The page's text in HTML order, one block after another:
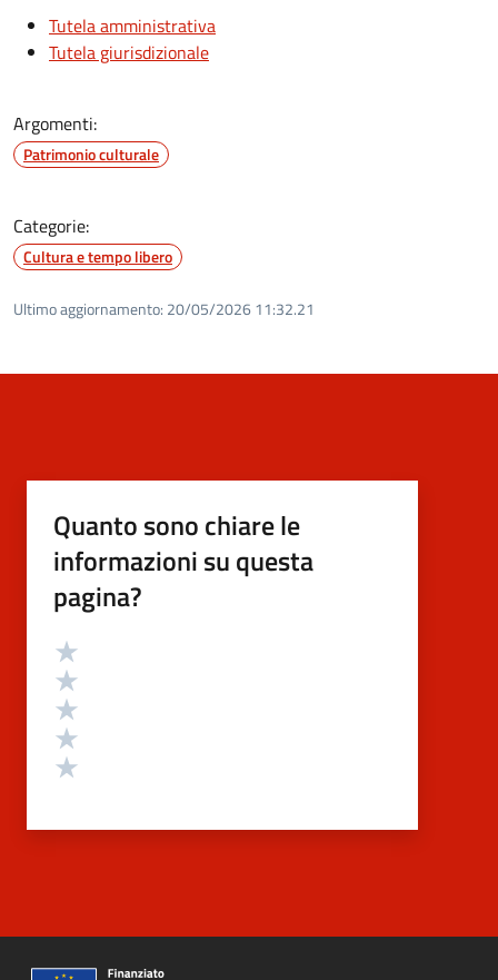
Tutela amministrativa
Tutela giurisdizionale
Argomenti:
Patrimonio culturale
Categorie:
Cultura e tempo libero
Ultimo aggiornamento: 20/05/2026 11:32.21
Quanto sono chiare le
informazioni su questa
pagina?
Valutazione